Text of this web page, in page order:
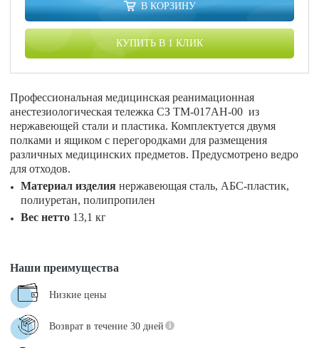
В КОРЗИНУ
КУПИТЬ В 1 КЛИК
Профессиональная медицинская реанимационная
анестезиологическая тележка СЗ ТМ-017АН-00 из
нержавеющей стали и пластика. Комплектуется двумя
полками и ящиком с перегородками для размещения
различных медицинских предметов. Предусмотрено ведро
для отходов.
Материал изделия нержавеющая сталь, АБС-пластик,
полиуретан, полипропилен
Вес нетто 13,1 кг
Наши преимущества
Низкие цены
Возврат в течение 30 дней